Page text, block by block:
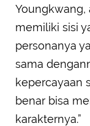
Youngkwang,
memiliki sisi
personanya
sama
kepercayaan
benar bisa
karakternya.”